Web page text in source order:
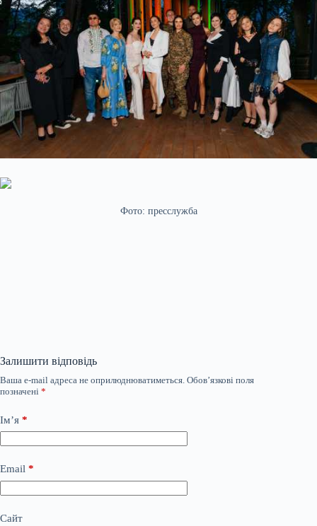
Фото: пресслужба
Залишити відповідь
Ваша e-mail адреса не оприлюднюватиметься. Обов’язкові поля
позначені *
Ім’я *
Email *
Сайт